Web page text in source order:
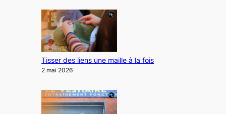
Tisser des liens une maille à la fois
2 mai 2026